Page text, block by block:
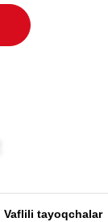
Vaflili tayoqchalar